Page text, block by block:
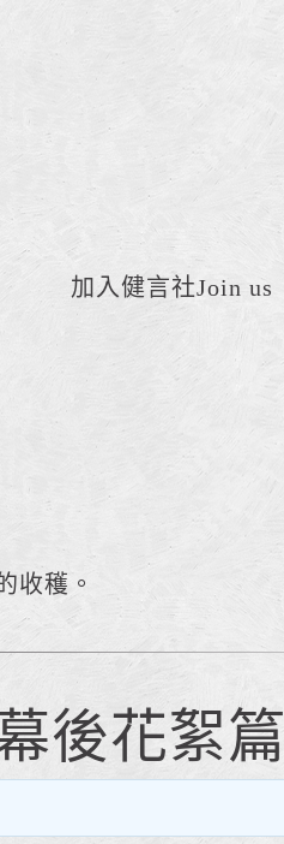
加入健言社Join us
收穫。
後花絮篇